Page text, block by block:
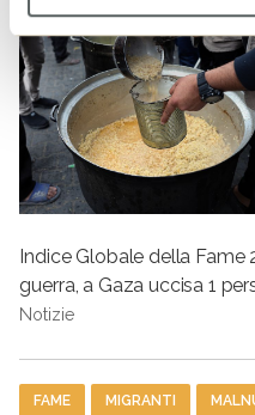
Indice Globale della Fame
guerra, a Gaza uccisa 1
Notizie
Tag
FAME MIGRANTI